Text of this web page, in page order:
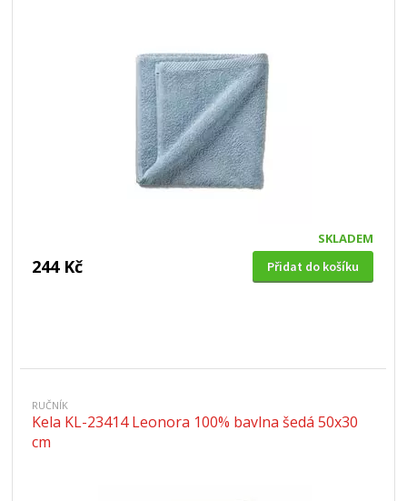
SKLADEM
244 Kč Přidat do košíku
RUČNÍK
Kela KL-23414 Leonora 100% bavlna šedá 50x30
cm